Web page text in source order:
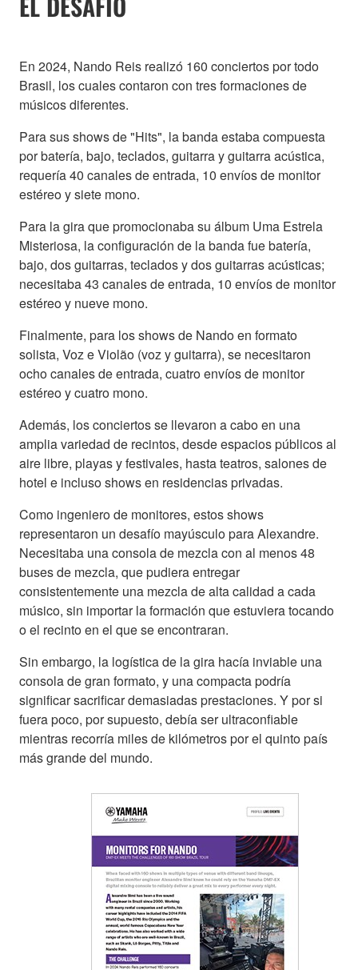
En 2024, Nando Reis realizó 160 conciertos por todo
Brasil, los cuales contaron con tres formaciones de
músicos diferentes.
Para sus shows de "Hits", la banda estaba compuesta
por batería, bajo, teclados, guitarra y guitarra acústica,
requería 40 canales de entrada, 10 envíos de monitor
estéreo y siete mono.
Para la gira que promocionaba su álbum Uma Estrela
Misteriosa, la configuración de la banda fue batería,
bajo, dos guitarras, teclados y dos guitarras acústicas;
necesitaba 43 canales de entrada, 10 envíos de monitor
estéreo y nueve mono.
Finalmente, para los shows de Nando en formato
solista, Voz e Violão (voz y guitarra), se necesitaron
ocho canales de entrada, cuatro envíos de monitor
estéreo y cuatro mono.
Además, los conciertos se llevaron a cabo en una
amplia variedad de recintos, desde espacios públicos al
aire libre, playas y festivales, hasta teatros, salones de
hotel e incluso shows en residencias privadas.
Como ingeniero de monitores, estos shows
representaron un desafío mayúsculo para Alexandre.
Necesitaba una consola de mezcla con al menos 48
buses de mezcla, que pudiera entregar
consistentemente una mezcla de alta calidad a cada
músico, sin importar la formación que estuviera tocando
o el recinto en el que se encontraran.
Sin embargo, la logística de la gira hacía inviable una
consola de gran formato, y una compacta podría
significar sacrificar demasiadas prestaciones. Y por si
fuera poco, por supuesto, debía ser ultraconfiable
mientras recorría miles de kilómetros por el quinto país
más grande del mundo.